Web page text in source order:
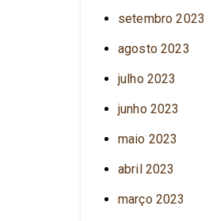
setembro 2023
agosto 2023
julho 2023
junho 2023
maio 2023
abril 2023
março 2023